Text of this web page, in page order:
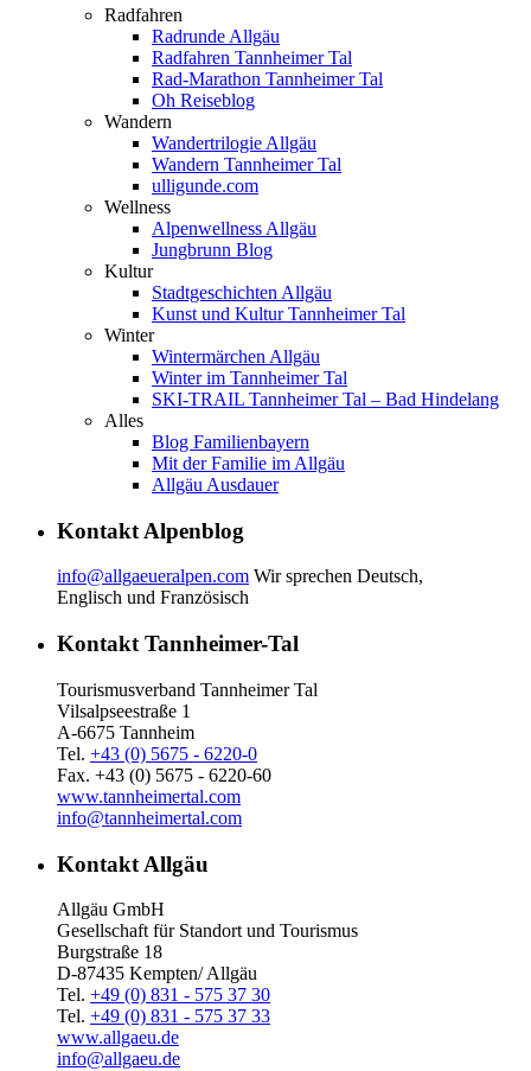
Radfahren
Radrunde Allgäu
Radfahren Tannheimer Tal
Rad-Marathon Tannheimer Tal
Oh Reiseblog
Wandern
Wandertrilogie Allgäu
Wandern Tannheimer Tal
ulligunde.com
Wellness
Alpenwellness Allgäu
Jungbrunn Blog
Kultur
Stadtgeschichten Allgäu
Kunst und Kultur Tannheimer Tal
Winter
Wintermärchen Allgäu
Winter im Tannheimer Tal
SKI-TRAIL Tannheimer Tal – Bad Hindelang
Alles
Blog Familienbayern
Mit der Familie im Allgäu
Allgäu Ausdauer
Kontakt Alpenblog
info@allgaeueralpen.com Wir sprechen Deutsch,
Englisch und Französisch
Kontakt Tannheimer-Tal
Tourismusverband Tannheimer Tal
Vilsalpseestraße 1
A-6675 Tannheim
Tel. +43 (0) 5675 - 6220-0
Fax. +43 (0) 5675 - 6220-60
www.tannheimertal.com
info@tannheimertal.com
Kontakt Allgäu
Allgäu GmbH
Gesellschaft für Standort und Tourismus
Burgstraße 18
D-87435 Kempten/ Allgäu
Tel. +49 (0) 831 - 575 37 30
Tel. +49 (0) 831 - 575 37 33
www.allgaeu.de
info@allgaeu.de